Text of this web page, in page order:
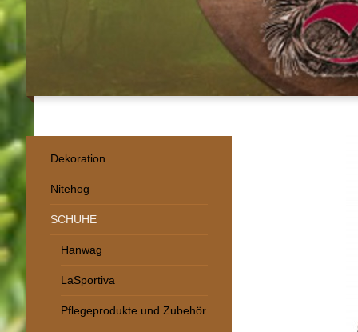
Dekoration
Nitehog
SCHUHE
Hanwag
LaSportiva
Pflegeprodukte und Zubehör